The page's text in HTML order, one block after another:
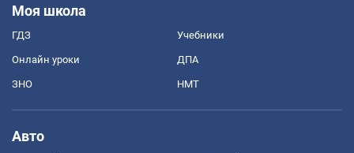
Моя школа
ГДЗ Учебники
Онлайн уроки ДПА
ЗНО НМТ
Авто